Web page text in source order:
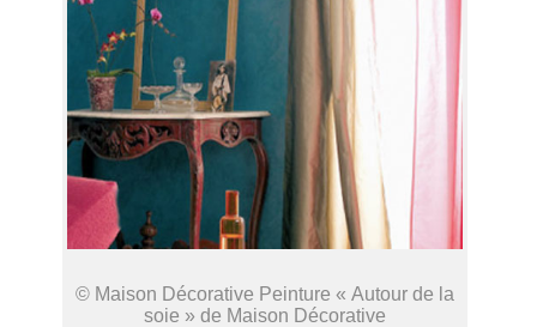
© Maison Décorative Peinture « Autour de la
soie » de Maison Décorative